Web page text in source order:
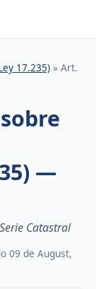
17.235) » Art.
—
Catastral
09 de August,